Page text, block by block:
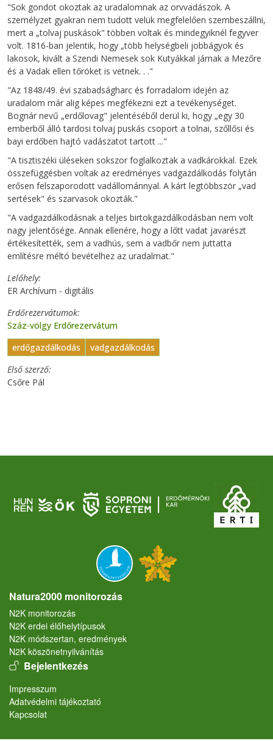
"Sok gondot okoztak az uradalomnak az orvvadászok. A
személyzet gyakran nem tudott velük megfelelően szembeszállni,
mert a „tolvaj puskások" többen voltak és mindegyiknél fegyver
volt. 1816-ban jelentik, hogy „több helységbeli jobbágyok és
lakosok, kivált a Szendi Nemesek sok Kutyákkal járnak a Mezőre
és a Vadak ellen tőröket is vetnek. . ."
"Az 1848/49. évi szabadságharc és forradalom idején az
uradalom már alig képes megfékezni ezt a tevékenységet.
Bognár nevű „erdőlovag" jelentéséből derül ki, hogy „egy 30
emberből álló tardosi tolvaj puskás csoport a tolnai, szőllősi és
bayi erdőben hajtó vadászatot tartott ..."
"A tisztiszéki üléseken sokszor foglalkoztak a vadkárokkal. Ezek
összefüggésben voltak az eredményes vadgazdálkodás folytán
erősen felszaporodott vadállománnyal. A kárt legtöbbször „vad
sertések" és szarvasok okozták."
"A vadgazdálkodásnak a teljes birtokgazdálkodásban nem volt
nagy jelentősége. Annak ellenére, hogy a lőtt vadat javarészt
értékesítették, sem a vadhús, sem a vadbőr nem juttatta
említésre méltó bevételhez az uradalmat."
Lelőhely
ER Archívum - digitális
Erdőrezervátumok
Száz-völgy Erdőrezervátum
erdőgazdálkodás
vadgazdálkodás
Első szerző
Csőre Pál
Natura2000 monitorozás
N2K monitorozás
N2K erdei élőhelytípusok
N2K módszertan, eredmények
N2K köszönetnyilvánítás
User account menu
Bejelentkezés
Lábléc
Impresszum
Adatvédelmi tájékoztató
Kapcsolat